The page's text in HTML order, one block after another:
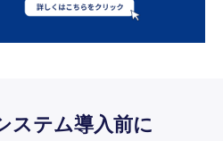
ステム導入前に